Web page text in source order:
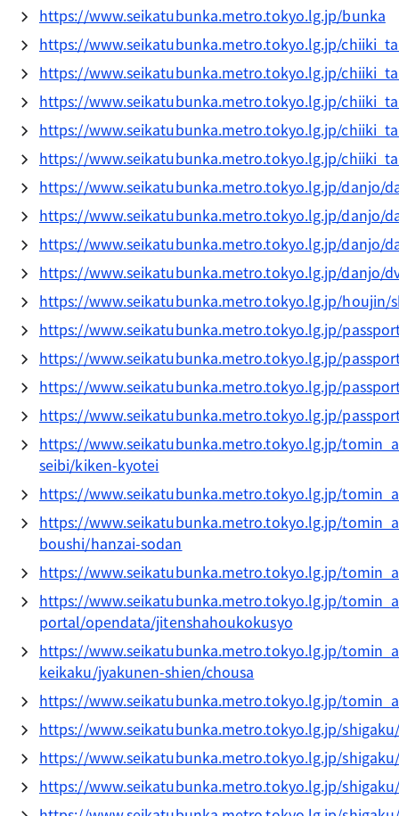
https://www.seikatubunka.metro.tokyo.lg.jp/bunka
https://www.seikatubunka.metro.tokyo.lg.jp/
https://www.seikatubunka.metro.tokyo.lg.jp/
https://www.seikatubunka.metro.tokyo.lg.jp/
https://www.seikatubunka.metro.tokyo.lg.jp/
https://www.seikatubunka.metro.tokyo.lg.jp/
https://www.seikatubunka.metro.tokyo.lg.jp/danjo/
https://www.seikatubunka.metro.tokyo.lg.jp/danjo/
https://www.seikatubunka.metro.tokyo.lg.jp/danjo/
https://www.seikatubunka.metro.tokyo.lg.jp/danjo/
https://www.seikatubunka.metro.tokyo.lg.jp/houjin/
https://www.seikatubunka.metro.tokyo.lg.jp/
https://www.seikatubunka.metro.tokyo.lg.jp/
https://www.seikatubunka.metro.tokyo.lg.jp/
https://www.seikatubunka.metro.tokyo.lg.jp/
https://www.seikatubunka.metro.tokyo.lg.jp/
seibi/kiken-kyotei
https://www.seikatubunka.metro.tokyo.lg.jp/
https://www.seikatubunka.metro.tokyo.lg.jp/
boushi/hanzai-sodan
https://www.seikatubunka.metro.tokyo.lg.jp/
https://www.seikatubunka.metro.tokyo.lg.jp/
portal/opendata/jitenshahoukokusyo
https://www.seikatubunka.metro.tokyo.lg.jp/
keikaku/jyakunen-shien/chousa
https://www.seikatubunka.metro.tokyo.lg.jp/
https://www.seikatubunka.metro.tokyo.lg.jp/
https://www.seikatubunka.metro.tokyo.lg.jp/
https://www.seikatubunka.metro.tokyo.lg.jp/